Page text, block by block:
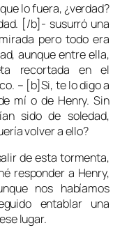
lo fuera, ¿verdad?
[/b]- susurró una
pero todo era
aunque entre ella,
recortada en el
– [b]Si, te lo digo a
mí o de Henry. Sin
sido de soledad,
volver a ello?
de esta tormenta,
responder a Henry,
nos habíamos
entablar una
lugar.